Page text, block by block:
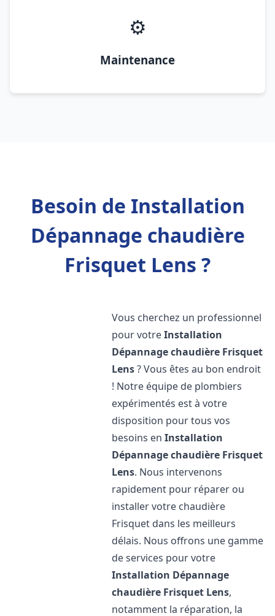
⚙️
Maintenance
Besoin de Installation
Dépannage chaudière
Frisquet Lens ?
Vous cherchez un professionnel
pour votreInstallation
Dépannage chaudière Frisquet
Lens? Vous êtes au bon endroit
! Notre équipe de plombiers
expérimentés est à votre
disposition pour tous vos
besoins enInstallation
Dépannage chaudière Frisquet
Lens. Nous intervenons
rapidement pour réparer ou
installer votre chaudière
Frisquet dans les meilleurs
délais. Nous offrons une gamme
de services pour votre
Installation Dépannage
chaudière Frisquet Lens,
notamment la réparation, la